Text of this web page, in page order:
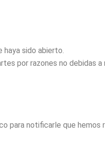
sido abierto.
por razones no debidas a
para notificarle que